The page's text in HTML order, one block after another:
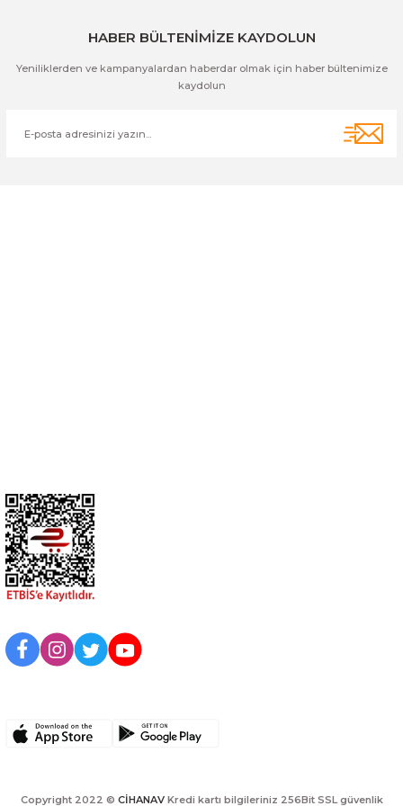
HABER BÜLTENİMİZE KAYDOLUN
Yeniliklerden ve kampanyalardan haberdar olmak için haber bültenimize
kaydolun
Copyright 2022 © CİHANAVKredi kartı bilgileriniz 256Bit SSL güvenlik